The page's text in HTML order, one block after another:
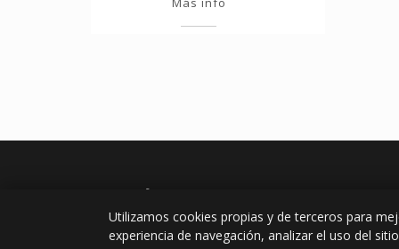
Utilizamos cookies propias y de terceros para
experiencia de navegación, analizar el uso del